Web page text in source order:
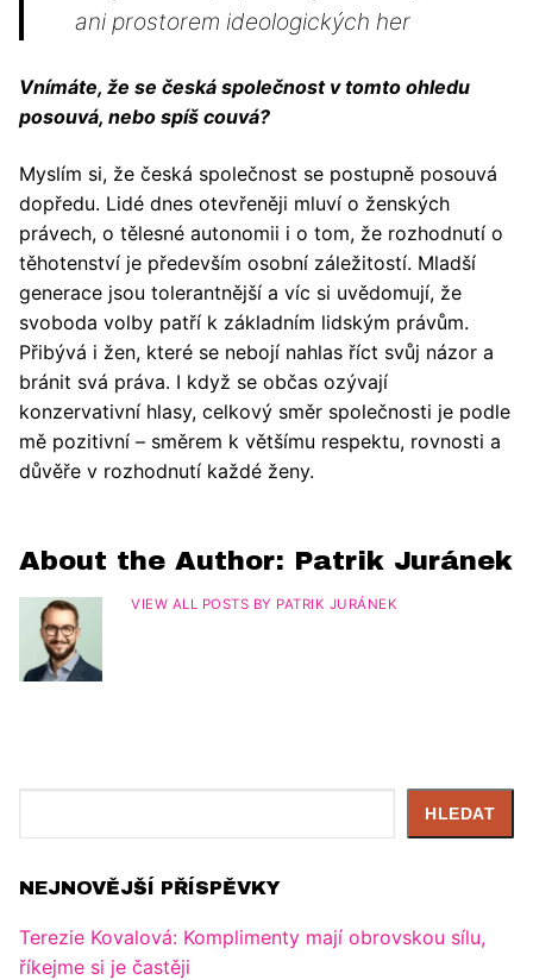
ani prostorem ideologických her
Vnímáte, že se česká společnost v tomto ohledu
posouvá, nebo spíš couvá?
Myslím si, že česká společnost se postupně posouvá
dopředu. Lidé dnes otevřeněji mluví o ženských
právech, o tělesné autonomii i o tom, že rozhodnutí o
těhotenství je především osobní záležitostí. Mladší
generace jsou tolerantnější a víc si uvědomují, že
svoboda volby patří k základním lidským právům.
Přibývá i žen, které se nebojí nahlas říct svůj názor a
bránit svá práva. I když se občas ozývají
konzervativní hlasy, celkový směr společnosti je podle
mě pozitivní – směrem k většímu respektu, rovnosti a
důvěře v rozhodnutí každé ženy.
About the Author: Patrik Juránek
VIEW ALL POSTS BY PATRIK JURÁNEK
HLEDAT
NEJNOVĚJŠÍ PŘÍSPĚVKY
Terezie Kovalová: Komplimenty mají obrovskou sílu,
říkejme si je častěji